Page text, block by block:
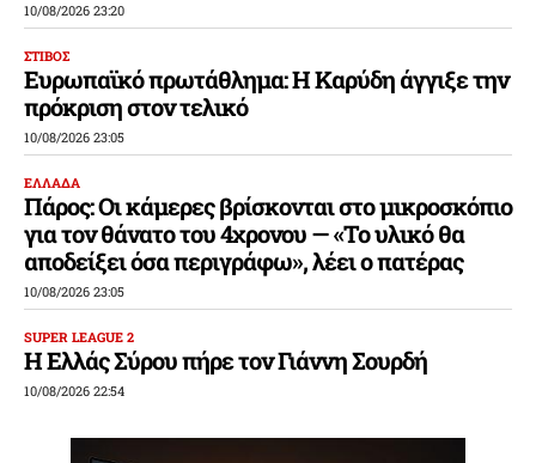
10/08/2026 23:20
ΣΤΙΒΟΣ
Ευρωπαϊκό πρωτάθλημα: Η Καρύδη άγγιξε την
πρόκριση στον τελικό
10/08/2026 23:05
ΕΛΛΑΔΑ
Πάρος: Οι κάμερες βρίσκονται στο μικροσκόπιο
για τον θάνατο του 4χρονου — «Το υλικό θα
αποδείξει όσα περιγράφω», λέει ο πατέρας
10/08/2026 23:05
SUPER LEAGUE 2
Η Ελλάς Σύρου πήρε τον Γιάννη Σουρδή
10/08/2026 22:54